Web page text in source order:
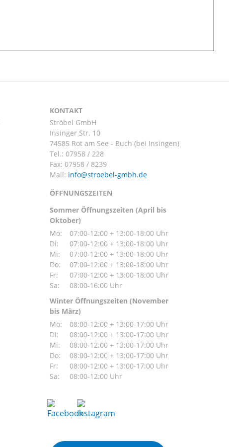
KONTAKT
Ströbel GmbH
Insinger Str. 10
74585 Rot am See - Buch (bei Insingen)
Tel.: 07958 / 228
Fax: 07958 / 8239
Mail:
ÖFFNUNGSZEITEN
Sommer Öffnungszeiten (April bis
Oktober)
Mo:
07:00-12:00 + 13:00-18:00 Uhr
Di:
07:00-12:00 + 13:00-18:00 Uhr
Mi:
07:00-12:00 + 13:00-18:00 Uhr
Do:
07:00-12:00 + 13:00-18:00 Uhr
Fr:
07:00-12:00 + 13:00-18:00 Uhr
Sa:
08:00-16:00 Uhr
Winter Öffnungszeiten (November
bis März)
Mo:
08:00-12:00 + 13:00-17:00 Uhr
Di:
08:00-12:00 + 13:00-17:00 Uhr
Mi:
08:00-12:00 + 13:00-17:00 Uhr
Do:
08:00-12:00 + 13:00-17:00 Uhr
Fr:
08:00-12:00 + 13:00-17:00 Uhr
Sa:
08:00-12:00 Uhr